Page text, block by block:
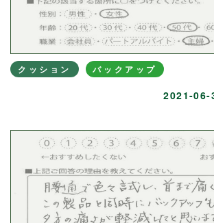
クッション バックアップ
2021-06-